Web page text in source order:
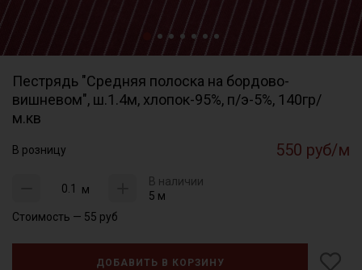
Пестрядь "Средняя полоска на бордово-
вишневом", ш.1.4м, хлопок-95%, п/э-5%, 140гр/
м.кв
В розницу 550 руб/м
м
В наличии
5 м
Стоимость — 55 руб
ДОБАВИТЬ В КОРЗИНУ